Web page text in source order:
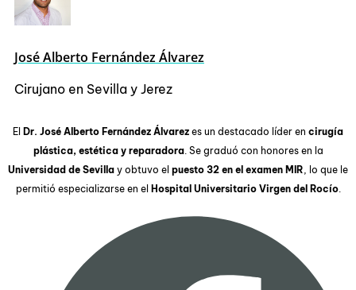
José Alberto Fernández Álvarez
Cirujano en Sevilla y Jerez
El Dr. José Alberto Fernández Álvarez es un destacado líder en cirugía
plástica, estética y reparadora. Se graduó con honores en la
Universidad de Sevilla y obtuvo el puesto 32 en el examen MIR , lo que le
permitió especializarse en el Hospital Universitario Virgen del Rocío.